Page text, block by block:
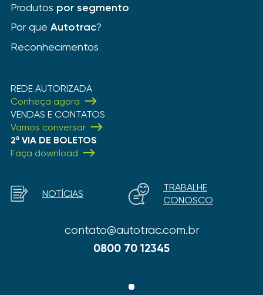
Produtos por segmento
Por que Autotrac?
Reconhecimentos
REDE AUTORIZADA
Conheça agora
VENDAS E CONTATOS
Vamos conversar
2ª VIA DE BOLETOS
Faça download
contato@autotrac.com.br
0800 70 12345
NOTÍCIAS
TRABALHE
CONOSCO